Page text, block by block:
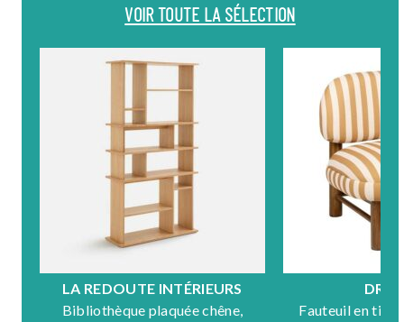
VOIR TOUTE LA SÉLECTION
LA REDOUTE INTÉRIEURS
Bibliothèque plaquée chêne,
Fauteuil en